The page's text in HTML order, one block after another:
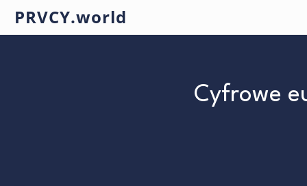
PRVCY.world
Cyfrowe